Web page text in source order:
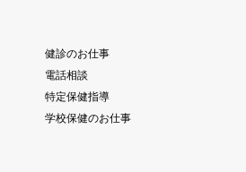
健診のお仕事
電話相談
特定保健指導
学校保健のお仕事